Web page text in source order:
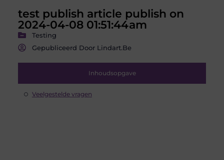
test publish article publish on
2024-04-08 01:51:44am
Testing
Gepubliceerd Door Lindart.be
Inhoudsopgave
Veelgestelde vragen